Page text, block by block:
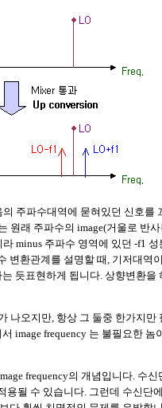
주파수대역에 묻혀있던 신호를
원래 주파수의 image(거울로 반
minus 주파수 영역에 있던 -f1
변환관계를 설명할 때, 기저대역
듯표현하게 됩니다. 상향변환을
나오지만, 항상 그 둘중 한가지만
image frequency 는 불필요한 놈
frequency의 개념입니다. 수
용될 수 있습니다. 그런데 수신단